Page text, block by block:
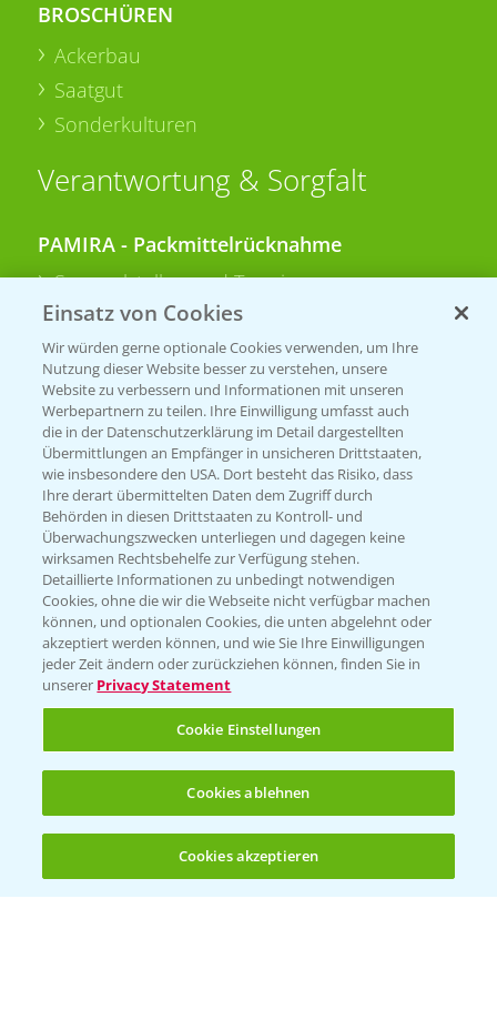
(noch 4)
BROSCHÜREN
Ackerbau
Saatgut
Sonderkulturen
Verantwortung & Sorgfalt
PAMIRA - Packmittelrücknahme
Sammelstellen und Termine
PRE - Chemikalien sicher entsorgen
Sammelstellen und Termine
Kontakt & Notfall
Beratung auf WhatsApp
T.+49 (0)174 346 564 1
KONTAKT
Hilfe in Notfällen
T.+49 (0)214/30-20220
Folgen Sie uns
Einsatz von Cookies
Wir würden gerne optionale Cookies verwenden, um Ihre
Nutzung dieser Website besser zu verstehen, unsere
Website zu verbessern und Informationen mit unseren
Werbepartnern zu teilen. Ihre Einwilligung umfasst auch
die in der Datenschutzerklärung im Detail dargestellten
Übermittlungen an Empfänger in unsicheren Drittstaaten,
wie insbesondere den USA. Dort besteht das Risiko, dass
Ihre derart übermittelten Daten dem Zugriff durch
Behörden in diesen Drittstaaten zu Kontroll- und
Überwachungszwecken unterliegen und dagegen keine
wirksamen Rechtsbehelfe zur Verfügung stehen.
Detaillierte Informationen zu unbedingt notwendigen
Cookies, ohne die wir die Webseite nicht verfügbar machen
können, und optionalen Cookies, die unten abgelehnt oder
akzeptiert werden können, und wie Sie Ihre Einwilligungen
jeder Zeit ändern oder zurückziehen können, finden Sie in
unserer Privacy Statement
Cookie Einstellungen
Cookies ablehnen
Cookies akzeptieren